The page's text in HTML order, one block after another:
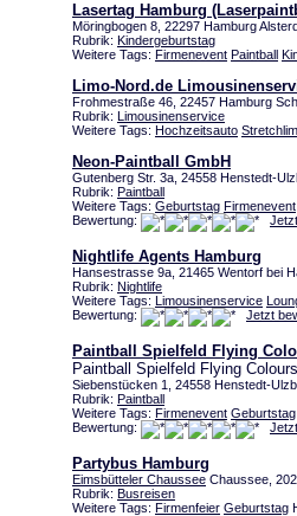
Lasertag Hamburg
Möringbogen 8, 22297 Hamburg
Rubrik: Kindergeburtstag
Weitere Tags: Firmenevent Paintball
Limo-Nord.de
Frohmestraße 46, 22457 Hamburg
Rubrik: Limousinenservice
Weitere Tags: Hochzeitsauto
Neon-Paintball GmbH
Gutenberg Str. 3a, 24558 Henstedt-
Rubrik: Paintball
Weitere Tags: Geburtstag Firmenevent
Bewertung:
Nightlife Agents Hamburg
Hansestrasse 9a, 21465 Wentorf bei
Rubrik: Nightlife
Weitere Tags: Limousinenservice
Bewertung:
Jetzt
Paintball Spielfeld Flying
Paintball Spielfeld Flying
Siebenstücken 1, 24558 Henstedt-
Rubrik: Paintball
Weitere Tags: Firmenevent Geburtstag
Bewertung:
Partybus Hamburg
Eimsbütteler Chaussee Chaussee,
Rubrik: Busreisen
Weitere Tags: Firmenfeier Geburtstag